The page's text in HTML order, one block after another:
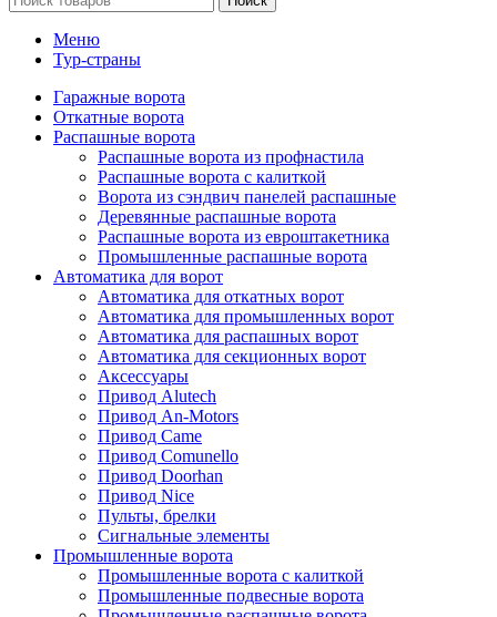
Меню
Тур-страны
Гаражные ворота
Откатные ворота
Распашные ворота
Распашные ворота из профнастила
Распашные ворота с калиткой
Ворота из сэндвич панелей распашные
Деревянные распашные ворота
Распашные ворота из евроштакетника
Промышленные распашные ворота
Автоматика для ворот
Автоматика для откатных ворот
Автоматика для промышленных ворот
Автоматика для распашных ворот
Автоматика для секционных ворот
Аксессуары
Привод Alutech
Привод An-Motors
Привод Came
Привод Comunello
Привод Doorhan
Привод Nice
Пульты, брелки
Сигнальные элементы
Промышленные ворота
Промышленные ворота с калиткой
Промышленные подвесные ворота